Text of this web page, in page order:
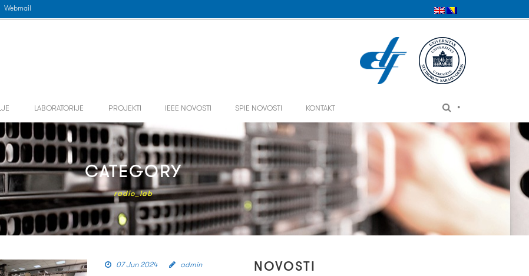
Webmail
LABORATORIJE PROJEKTI IEEE NOVOSTI SPIE NOVOSTI KONTAKT •
CATEGORY
radio_lab
07 Jun 2024 admin NOVOSTI